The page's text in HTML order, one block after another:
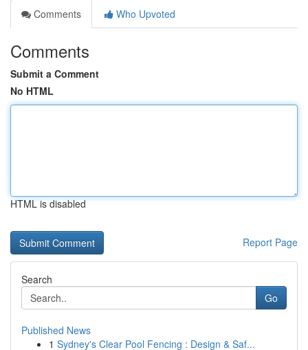
Comments
Who Upvoted
Comments
Submit a Comment
No HTML
HTML is disabled
Report Page
Search
Go
Published News
1 Sydney's Clear Pool Fencing : Design & Saf...